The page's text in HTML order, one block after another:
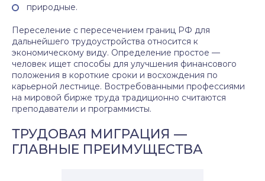
природные.
Переселение с пересечением границ РФ для
дальнейшего трудоустройства относится к
экономическому виду. Определение простое —
человек ищет способы для улучшения финансового
положения в короткие сроки и восхождения по
карьерной лестнице. Востребованными профессиями
на мировой бирже труда традиционно считаются
преподаватели и программисты.
ТРУДОВАЯ МИГРАЦИЯ —
ГЛАВНЫЕ ПРЕИМУЩЕСТВА